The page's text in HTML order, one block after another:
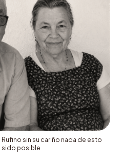
sin su cariño nada de esto
sido posible